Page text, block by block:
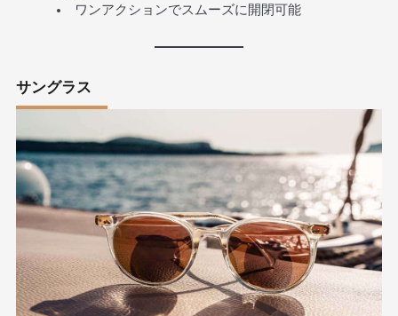
ワンアクションでスムーズに開閉可能
サングラス